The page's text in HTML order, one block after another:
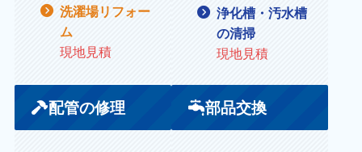
洗濯場リフォー
ム
現地見積
浄化槽・汚水槽
の清掃
現地見積
配管の修理 部品交換